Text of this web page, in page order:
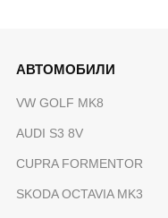
АВТОМОБИЛИ
VW GOLF MK8
AUDI S3 8V
CUPRA FORMENTOR
SKODA OCTAVIA MK3